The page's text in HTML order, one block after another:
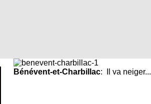
Bénévent-et-Charbillac: Il va neiger...